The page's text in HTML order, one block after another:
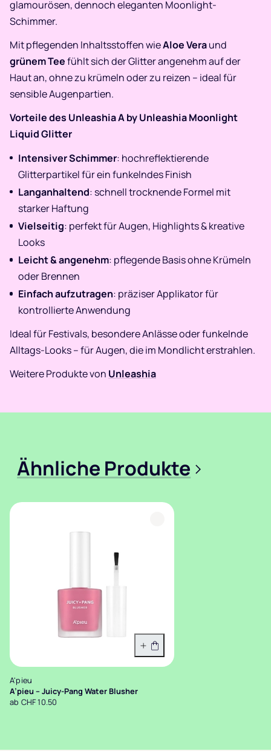
glamourösen, dennoch eleganten Moonlight-
Schimmer.
Mit pflegenden Inhaltsstoffen wieAloe Veraund
grünem Teefühlt sich der Glitter angenehm auf der
Haut an, ohne zu krümeln oder zu reizen – ideal für
sensible Augenpartien.
Vorteile des Unleashia A by Unleashia Moonlight
Liquid Glitter
Intensiver Schimmer: hochreflektierende
Glitterpartikel für ein funkelndes Finish
Langanhaltend: schnell trocknende Formel mit
starker Haftung
Vielseitig: perfekt für Augen, Highlights & kreative
Looks
Leicht & angenehm: pflegende Basis ohne Krümeln
oder Brennen
Einfach aufzutragen: präziser Applikator für
kontrollierte Anwendung
Ideal für Festivals, besondere Anlässe oder funkelnde
Alltags-Looks – für Augen, die im Mondlicht erstrahlen.
Weitere Produkte von Unleashia
Ähnliche Produkte >
Variante wählen
A'pieu
A’pieu – Juicy-Pang Water Blusher
ab CHF 10.50